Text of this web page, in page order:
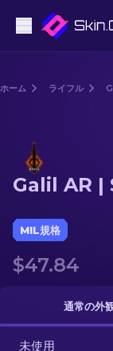
スナイパー
ナイフ
グローブ
ケース
その他
ホーム ライフル
Galil AR
MIL規格
$47.84
通常の外
未使用